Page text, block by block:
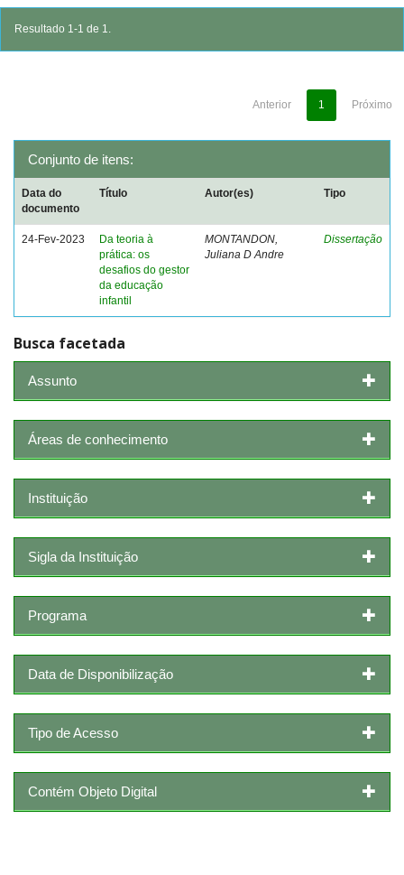
Resultado 1-1 de 1.
Anterior 1 Próximo
Conjunto de itens:
Data do
documento
Título Autor(es) Tipo
24-Fev-2023
Da teoria à
prática: os
desafios do gestor
da educação
infantil
MONTANDON,
Juliana D Andre
Dissertação
Busca facetada
Assunto
Áreas de conhecimento
Instituição
Sigla da Instituição
Programa
Data de Disponibilização
Tipo de Acesso
Contém Objeto Digital